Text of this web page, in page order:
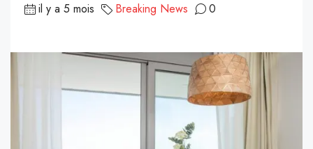
il y a 5 mois Breaking News 0